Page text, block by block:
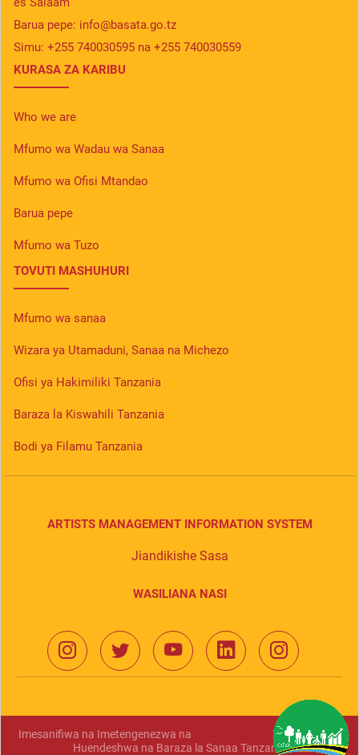
Barua pepe: info@basata.go.tz
Simu: +255 740030595 na +255 740030559
KURASA ZA KARIBU
Who we are
Mfumo wa Wadau wa Sanaa
Mfumo wa Ofisi Mtandao
Barua pepe
Mfumo wa Tuzo
TOVUTI MASHUHURI
Mfumo wa sanaa
Wizara ya Utamaduni, Sanaa na Michezo
Ofisi ya Hakimiliki Tanzania
Baraza la Kiswahili Tanzania
Bodi ya Filamu Tanzania
WASILIANA NASI
ARTISTS MANAGEMENT INFORMATION SYSTEM
Jiandikishe Sasa
Imesanifiwa na Imetengenezwa na
Mamlaka ya Serikali Mtandao
Huendeshwa na Baraza la Sanaa Tanzania